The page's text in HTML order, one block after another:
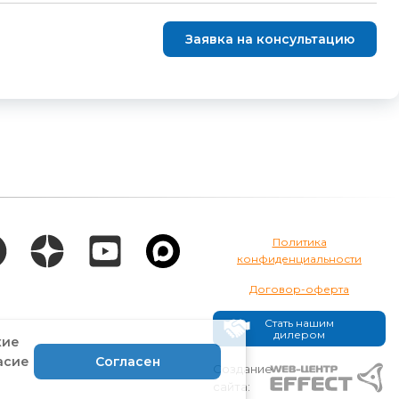
Заявка на консультацию
Политика
конфиденциальности
Договор-оферта
Стать нашим
дилером
Создание
сайта:
Согласен